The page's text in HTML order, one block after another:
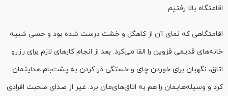
اقامتگاه بالا رفتیم.
اقامتگاهی که نمای آن از کاهگل و خشت درست شده بود و حسی شبیه
خانه‌های قدیمی قزوین را القا می‌کرد. بعد از انجام کارهای لازم برای رزرو
اتاق، نگهبان برای خوردن چای و خستگی دَر کردن به پشت‌بام هدایتمان
کرد و وسیله‌هایمان را هم به اتاق‌های‌مان برد. غیر از صدای صحبت افرادی